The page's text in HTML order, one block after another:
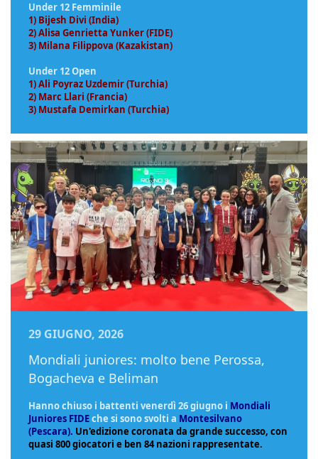
Under 12 Femminile
1) Bijesh Divi (India)
2) Alisa Genrietta Yunker (FIDE)
3) Milana Filippova (Kazakistan)
Under 12 Open
1) Ali Poyraz Uzdemir (Turchia)
2) Marc Llari (Francia)
3) Mustafa Demirkan (Turchia)
29 GIUGNO, 2026
Mondiali juniores: molto bene Perossa,
Bogacheva e Beliman
Hanno chiuso i battenti venerdì 26 giugno i Mondiali
Juniores FIDEche si sono svolti a Montesilvano
(Pescara). Un'edizione coronata da grande successo, con
quasi 800 giocatori e ben 84 nazioni rappresentate.